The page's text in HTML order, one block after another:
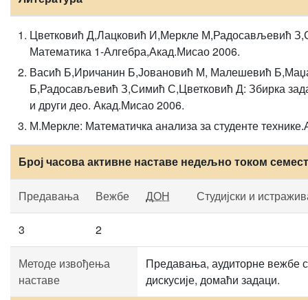
Цветковић Д,Лацковић И,Меркле М,Радосављевић
Математика 1-Алгебра,Акад.Мисао 2006.
Васић Б,Иричанин Б,Јовановић М, Малешевић
Б,Радосављевић З,Симић С,Цветковић Д: Збирка
и други део. Акад.Мисао 2006.
М.Меркле: Математичка анализа за студенте
Број часова активне наставе недељно током
Предавања Вежбе ДОН Студијски и
3 2
Методе извођења
наставе
Предавања, аудиторне вежбе
дискусије, домаћи задаци.